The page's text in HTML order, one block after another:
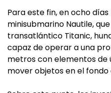
Para este fin, en ocho
minisubmarino Nautile,
transatlántico Titanic,
capaz de operar a una
metros con elementos
mover objetos en el